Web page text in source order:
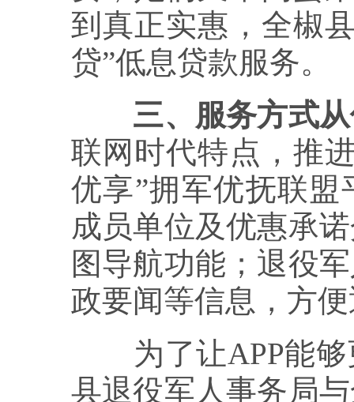
到真正实惠，全椒
贷”低息贷款服务。
三、服务方式
联网时代特点，推
优享”拥军优抚联盟
成员单位及优惠承
图导航功能；退役
政要闻等信息，方
为了让APP能够
县退役军人事务局